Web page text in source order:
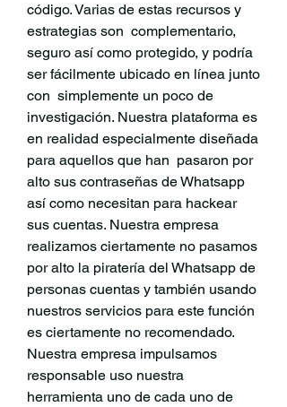
código. Varias de estas recursos y
estrategias son  complementario,
seguro así como protegido, y podría
ser fácilmente ubicado en línea junto
con  simplemente un poco de
investigación. Nuestra plataforma es
en realidad especialmente diseñada
para aquellos que han  pasaron por
alto sus contraseñas de Whatsapp
así como necesitan para hackear
sus cuentas. Nuestra empresa
realizamos ciertamente no pasamos
por alto la piratería del Whatsapp de
personas cuentas y también usando
nuestros servicios para este función
es ciertamente no recomendado.
Nuestra empresa impulsamos
responsable uso nuestra
herramienta uno de cada uno de